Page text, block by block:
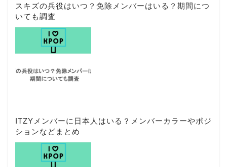
スキズの兵役はいつ？免除メンバーはいる？期間につ
いても調査
ITZYメンバーに日本人はいる？メンバーカラーやポジ
ションなどまとめ